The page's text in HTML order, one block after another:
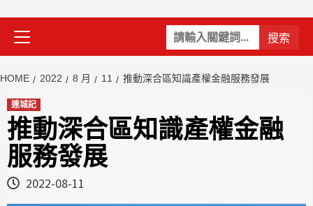
關
鍵
Primary
Menu
HOME 2022 8 月 11 推動深合區知識產權金融服務發展
連城記
推動深合區知識產權金融
服務發展
2022-08-11